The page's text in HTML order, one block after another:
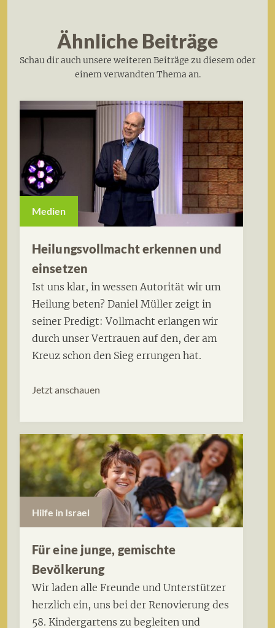
Ähnliche Beiträge
Schau dir auch unsere weiteren Beiträge zu diesem oder
einem verwandten Thema an.
Medien
Heilungsvollmacht erkennen und
einsetzen
Ist uns klar, in wessen Autorität wir um
Heilung beten? Daniel Müller zeigt in
seiner Predigt: Vollmacht erlangen wir
durch unser Vertrauen auf den, der am
Kreuz schon den Sieg errungen hat.
Jetzt anschauen
Hilfe in Israel
Für eine junge, gemischte
Bevölkerung
Wir laden alle Freunde und Unterstützer
herzlich ein, uns bei der Renovierung des
58. Kindergartens zu begleiten und